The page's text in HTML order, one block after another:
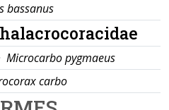
bassanus
Microcarbo pygmaeus
carbo